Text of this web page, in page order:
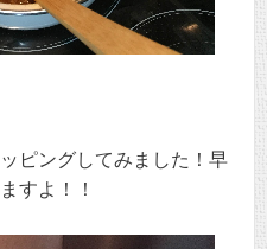
ピングしてみました！早
すよ！！